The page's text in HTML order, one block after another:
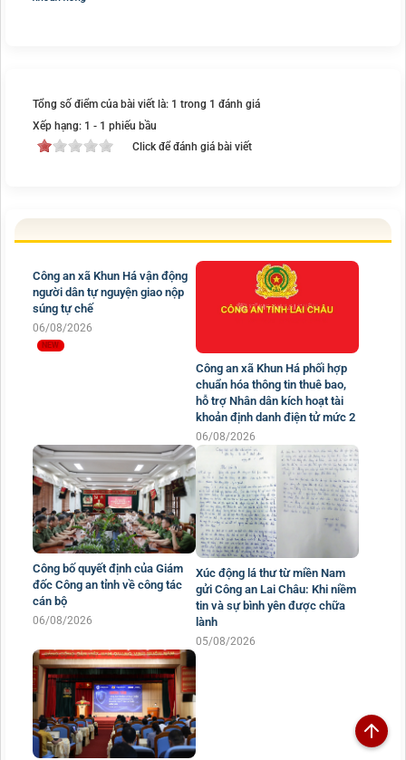
Tổng số điểm của bài viết là: 1 trong 1 đánh giá
Xếp hạng: 1 - 1 phiếu bầu
Click để đánh giá bài viết
Công an xã Khun Há vận động
người dân tự nguyện giao nộp
súng tự chế
06/08/2026
Công an xã Khun Há phối hợp
chuẩn hóa thông tin thuê bao,
hỗ trợ Nhân dân kích hoạt tài
khoản định danh điện tử mức 2
06/08/2026
Công bố quyết định của Giám
đốc Công an tỉnh về công tác
cán bộ
06/08/2026
Xúc động lá thư từ miền Nam
gửi Công an Lai Châu: Khi niềm
tin và sự bình yên được chữa
lành
05/08/2026